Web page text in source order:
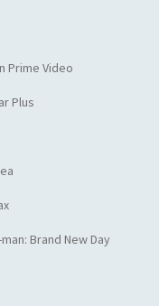
Prime Video
Plus
Brand New Day